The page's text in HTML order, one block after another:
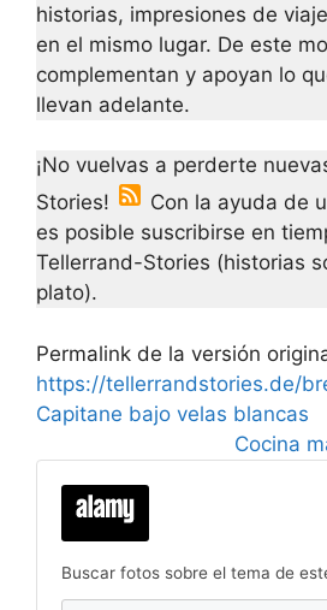
historias, impresiones de
en el mismo lugar. De este
complementan y apoyan lo
llevan adelante.
¡No vuelvas a perderte
Stories!
Con la ayuda de
es posible suscribirse en
Tellerrand-Stories (historias
plato).
Permalink de la versión
https://tellerrandstories.de/
Capitane bajo velas blancas
Cocina
Buscar fotos sobre el tema de